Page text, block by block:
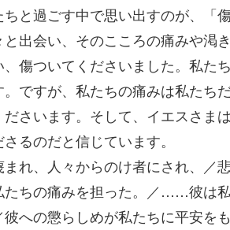
と過ごす中で思い出すのが、「
と出会い、そのこころの痛みや渇
、傷ついてくださいました。私た
。ですが、私たちの痛みは私たち
ださいます。そして、イエスさま
るのだと信じています。
まれ、人々からのけ者にされ、
たちの痛みを担った。／……彼は
への懲らしめが私たちに平安を